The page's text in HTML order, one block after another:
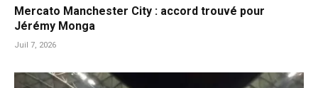
Mercato Manchester City : accord trouvé pour
Jérémy Monga
Juil 7, 2026